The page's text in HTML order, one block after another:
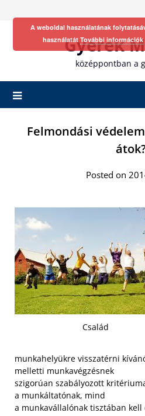
Gyerek
középpontban a
Felmondási
Posted on
Család
munkahelyükre visszatérni
melletti munkavégzésnek
szigorúan szabályozott
a munkáltatónak, mind
a munkavállalónak tisztában kell
A weboldal használatának
használatát További információk